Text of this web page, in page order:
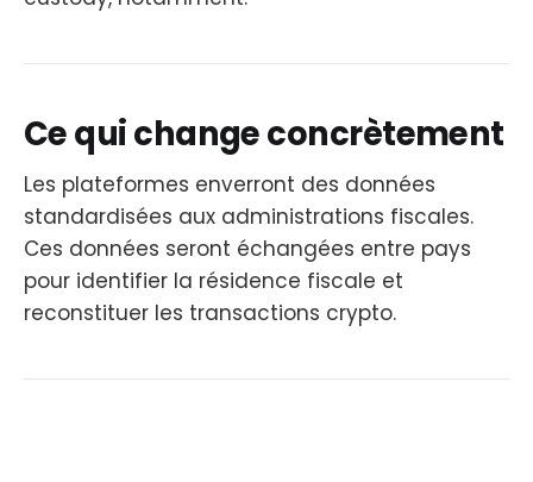
Ce qui change concrètement
Les plateformes enverront des données
standardisées aux administrations fiscales.
Ces données seront échangées entre pays
pour identifier la résidence fiscale et
reconstituer les transactions crypto.